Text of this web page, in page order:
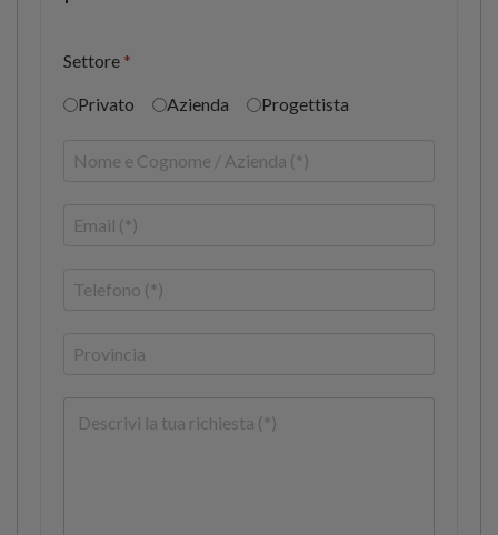
Settore *
Privato Azienda Progettista